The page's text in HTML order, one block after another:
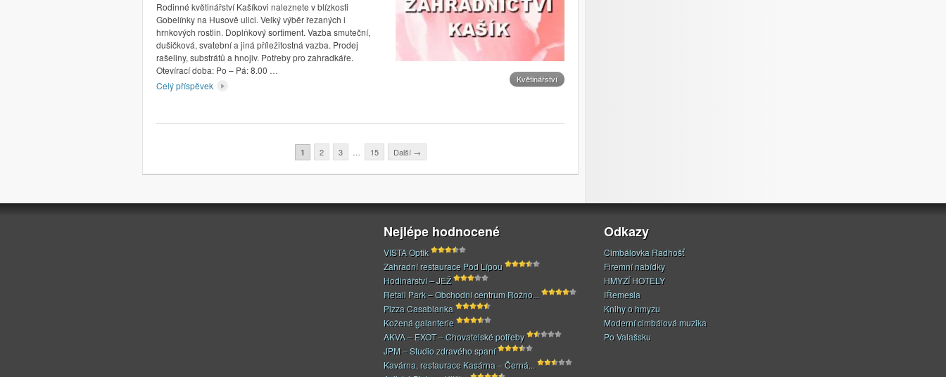
Květinářství
Rodinné květinářství Kašíkovi naleznete v blízkosti
Gobelínky na Husově ulici. Velký výběr řezaných i
hrnkových rostlin. Doplňkový sortiment. Vazba smuteční,
dušičková, svatební a jiná příležitostná vazba. Prodej
rašeliny, substrátů a hnojiv. Potřeby pro zahradkáře.
Otevírací doba: Po – Pá: 8.00 …
Celý příspěvek
1 2 3 … 15 Další →
Nejlépe hodnocené
VISTA Optik
Zahradní restaurace Pod Lípou
Hodinářství – JEŽ
Retail Park – Obchodní centrum Rožno...
Pizza Casablanka
Kožená galanterie
AKVA – EXOT – Chovatelské potřeby
JPM – Studio zdravého spaní
Kavárna, restaurace Kasárna – Černá...
Odkazy
Cimbálovka Radhošť
Firemní nabídky
HMYZÍ HOTELY
IŘemesla
Knihy o hmyzu
Moderní cimbálová muzika
Po Valašsku